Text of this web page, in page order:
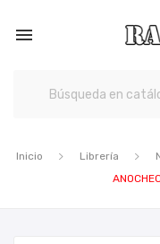

Inicio Librería